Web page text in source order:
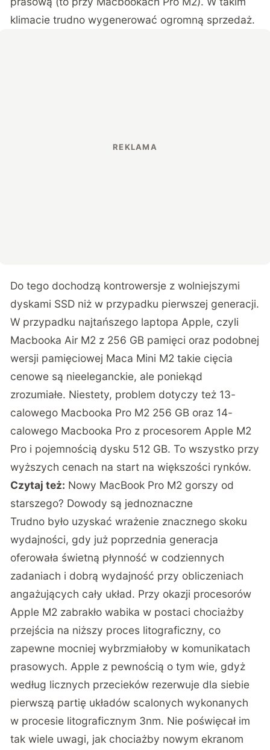
klimacie trudno wygenerować ogromną sprzedaż.
Do tego dochodzą kontrowersje z wolniejszymi
dyskami SSD niż w przypadku pierwszej generacji.
W przypadku najtańszego laptopa Apple, czyli
Macbooka Air M2 z 256 GB pamięci oraz podobnej
wersji pamięciowej Maca Mini M2 takie cięcia
cenowe są nieeleganckie, ale poniekąd
zrozumiałe. Niestety, problem dotyczy też 13-
calowego Macbooka Pro M2 256 GB oraz 14-
calowego Macbooka Pro z procesorem Apple M2
Pro i pojemnością dysku 512 GB. To wszystko przy
wyższych cenach na start na większości rynków.
Czytaj też: Nowy MacBook Pro M2 gorszy od
starszego? Dowody są jednoznaczne
Trudno było uzyskać wrażenie znacznego skoku
wydajności, gdy już poprzednia generacja
oferowała świetną płynność w codziennych
zadaniach i dobrą wydajność przy obliczeniach
angażujących cały układ. Przy okazji procesorów
Apple M2 zabrakło wabika w postaci chociażby
przejścia na niższy proces litograficzny, co
zapewne mocniej wybrzmiałoby w komunikatach
prasowych. Apple z pewnością o tym wie, gdyż
według licznych przecieków rezerwuje dla siebie
pierwszą partię układów scalonych wykonanych
w procesie litograficznym 3nm. Nie poświęcał im
tak wiele uwagi, jak chociażby nowym ekranom